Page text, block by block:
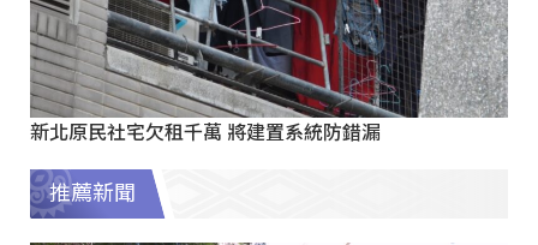
新北原民社宅欠租千萬 將建置系統防錯漏
推薦新聞